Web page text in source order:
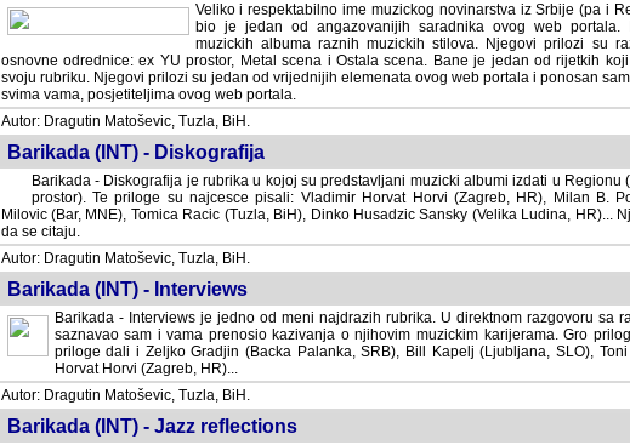
Veliko i respektabilno ime muzickog novinarstva iz Srbije (pa i
bio je jedan od angazovanijih saradnika ovog web portala. Pisao
albuma raznih muzickih stilova. Njegovi prilozi su razvrstani
odrednice: ex YU prostor, Metal scena i Ostala scena. Bane je jedan od rijetkih koji je na
Njegovi prilozi su jedan od vrijednijih elemenata ovog web portala i ponosan sam da je svoje
posjetiteljima ovog web portala.
Autor: Dragutin Matoševic, Tuzla, BiH.
Barikada (INT) - Diskografija
Barikada - Diskografija je rubrika u kojoj su predstavljani muzicki albumi izdati u Regionu
prostor). Te priloge su najcesce pisali: Vladimir Horvat Horvi (Zagreb, HR), Milan B.
(Bar, MNE), Tomica Racic (Tuzla, BiH), Dinko Husadzic Sansky (Velika Ludina, HR)...
citaju.
Autor: Dragutin Matoševic, Tuzla, BiH.
Barikada (INT) - Interviews
Barikada - Interviews je jedno od meni najdrazih rubrika. U direktnom razgovoru sa
saznavao sam i vama prenosio kazivanja o njihovim muzickim karijerama. Gro
priloge dali i Zeljko Gradjin (Backa Palanka, SRB), Bill Kapelj (Ljubljana, SLO),
Horvat Horvi (Zagreb, HR)...
Autor: Dragutin Matoševic, Tuzla, BiH.
Barikada (INT) - Jazz reflections